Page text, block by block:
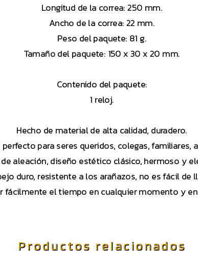
Longitud de la correa: 250 mm.
Ancho de la correa: 22 mm.
Peso del paquete: 81 g.
Tamaño del paquete: 150 x 30 x 20 mm.
Contenido del paquete:
1 reloj.
Hecho de material de alta calidad, duradero.
perfecto para seres queridos, colegas, familiares,
aleación, diseño estético clásico, hermoso y
duro, resistente a los arañazos, no es fácil de
fácilmente el tiempo en cualquier momento y
Productos relacionados